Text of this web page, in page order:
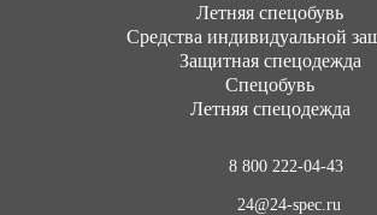
Летняя спецобувь
Средства индивидуальной
Защитная спецодежда
Спецобувь
Летняя спецодежда
8 800 222-04-43
24@24-spec.ru